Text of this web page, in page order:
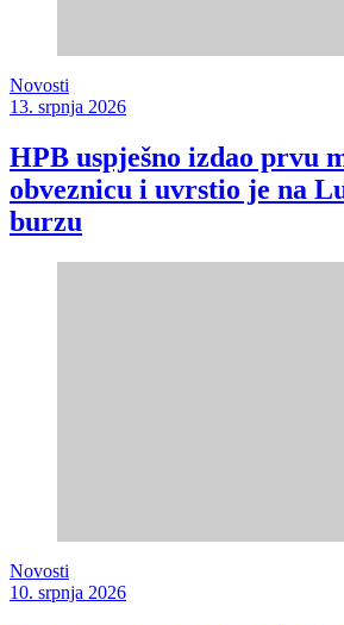
Novosti
13. srpnja 2026
HPB uspješno izdao prvu
obveznicu i uvrstio je na
burzu
Novosti
10. srpnja 2026